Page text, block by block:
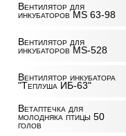
Вентилятор для
инкубаторов MS 63-98
Вентилятор для
инкубаторов MS-528
Вентилятор инкубатора
"Теплуша ИБ-63"
Ветаптечка для
молодняка птицы 50
голов